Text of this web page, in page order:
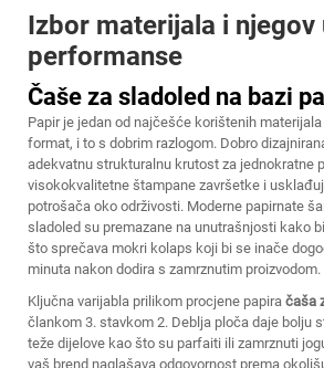
Izbor materijala i njegov
performanse
Čaše za sladoled na bazi
Papir je jedan od najčešće korištenih materijala
format, i to s dobrim razlogom. Dobro
adekvatnu strukturalnu krutost za jednokratne
visokokvalitetne štampane završetke i
potrošača oko održivosti. Moderne papirnate
sladoled su premazane na unutrašnjosti kako
što sprečava mokri kolaps koji bi se inače
minuta nakon dodira s zamrznutim proizvodom.
Ključna varijabla prilikom procjene papira čaša
člankom 3. stavkom 2. Deblja ploča daje bolju
teže dijelove kao što su parfaiti ili zamrznuti
vaš brend naglašava odgovornost prema